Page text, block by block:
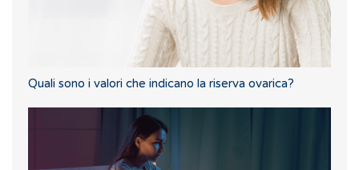
Quali sono i valori che indicano la riserva ovarica?